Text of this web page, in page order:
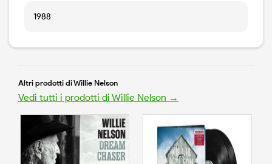
1988
Altri prodotti di Willie Nelson
Vedi tutti i prodotti di Willie Nelson →